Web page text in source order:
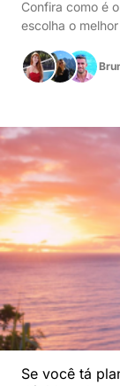
Confira como é
escolha o
Se você tá